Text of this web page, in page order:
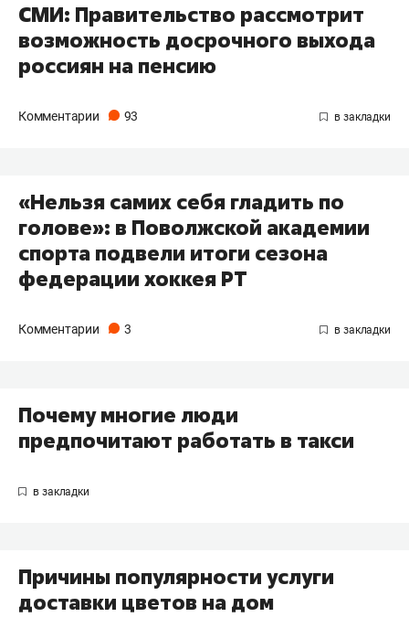
СМИ: Правительство рассмотрит
возможность досрочного выхода
россиян на пенсию
Комментарии 93
«Нельзя самих себя гладить по
голове»: в Поволжской академии
спорта подвели итоги сезона
федерации хоккея РТ
Комментарии 3
Почему многие люди
предпочитают работать в такси
Причины популярности услуги
доставки цветов на дом